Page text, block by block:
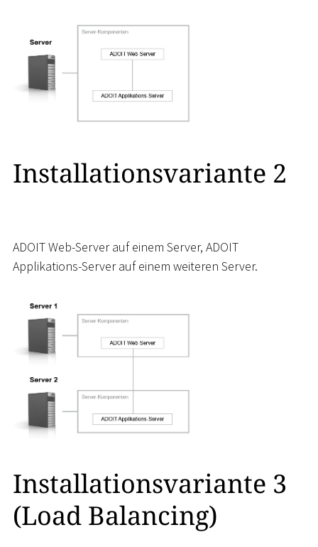
Installationsvariante 2
ADOIT Web-Server auf einem Server, ADOIT
Applikations-Server auf einem weiteren Server.
Installationsvariante 3
(Load Balancing)